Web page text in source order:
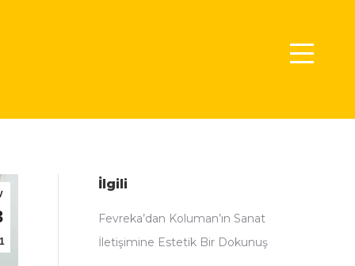
İlgili
Fevreka’dan Koluman’ın Sanat
İletişimine Estetik Bir Dokunuş